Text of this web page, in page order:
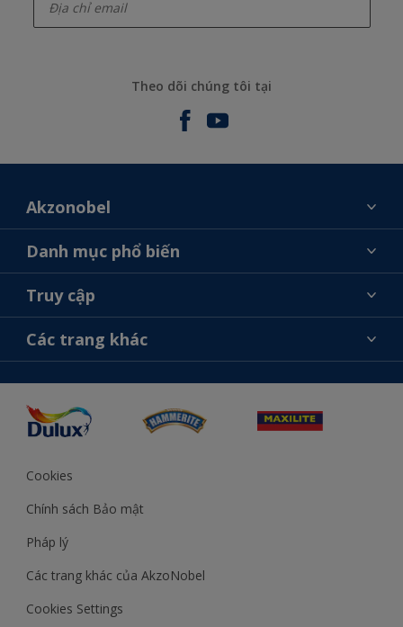
Theo dõi chúng tôi tại
Akzonobel
Giới thiệu về AkzoNobel
Liên hệ chúng tôi
Tìm một cửa hàng
Danh mục phổ biến
Tìm màu sắc
Chọn sản phẩm
Ý tưởng
Truy cập
Khả năng truy cập
Tính Chính Xác về Màu Sắc
Các trang khác
Cookies
Chính sách Bảo mật
Pháp lý
Các trang khác của AkzoNobel
Cookies Settings